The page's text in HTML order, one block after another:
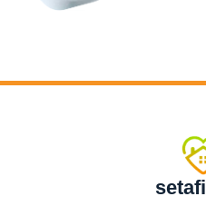
setafi